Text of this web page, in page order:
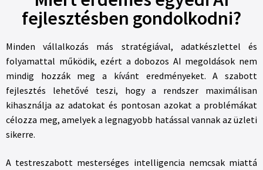
fejlesztésben gondolkodni?
Minden vállalkozás más stratégiával, adatkészlettel és
folyamattal működik, ezért a dobozos AI megoldások nem
mindig hozzák meg a kívánt eredményeket. A szabott
fejlesztés lehetővé teszi, hogy a rendszer maximálisan
kihasználja az adatokat és pontosan azokat a problémákat
célozza meg, amelyek a legnagyobb hatással vannak az üzleti
sikerre.
A testreszabott mesterséges intelligencia nemcsak miattá